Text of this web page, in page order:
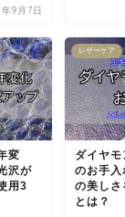
9月7日
変
沢が
用3
レザーケア
ダイヤ
のお手入
の美しさ
とは？